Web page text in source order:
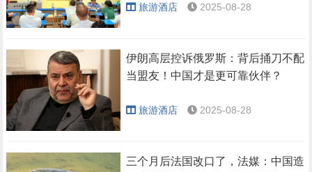
旅游酒店 2025-08-28
伊朗高层控诉俄罗斯：背后捅刀不配
当盟友！中国才是更可靠伙伴？
旅游酒店 2025-08-28
三个月后法国改口了，法媒：中国造